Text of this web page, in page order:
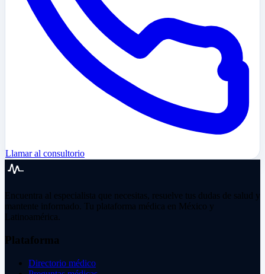
Llamar al consultorio
Encuentra al especialista que necesitas, resuelve tus dudas de salud y
mantente informado. Tu plataforma médica en México y
Latinoamérica.
Plataforma
Directorio médico